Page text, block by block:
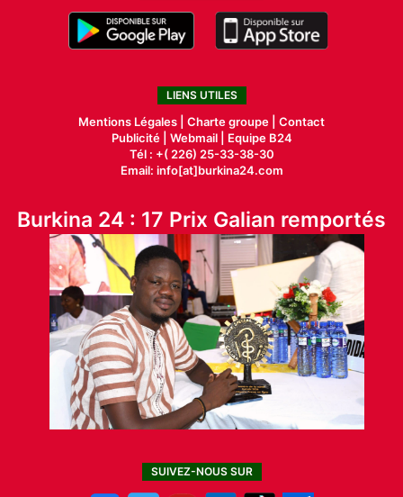
LIENS UTILES
Mentions Légales | Charte groupe | Contact
Publicité| Webmail |
Equipe B24
Tél : +( 226) 25-33-38-30
Email: info[at]burkina24.com
Burkina 24 : 17 Prix Galian remportés
SUIVEZ-NOUS SUR